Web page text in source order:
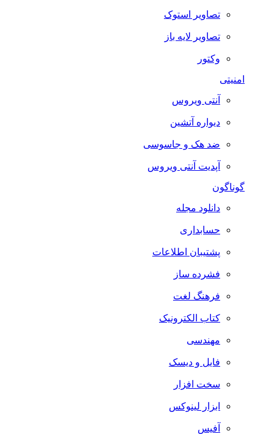
تصاویر استوک
تصاویر لایه باز
وکتور
امنیتی
آنتی ویروس
دیواره آتشین
ضد هک و جاسوسی
آپدیت آنتی ویروس
گوناگون
دانلود مجله
حسابداری
پشتیبان اطلاعات
فشرده ساز
فرهنگ لغت
کتاب الکترونیک
مهندسی
فایل و دیسک
سخت افزار
ابزار لینوکس
آفیس